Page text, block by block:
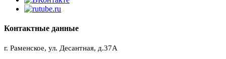
Контактные данные
г. Раменское, ул. Десантная, д.37A